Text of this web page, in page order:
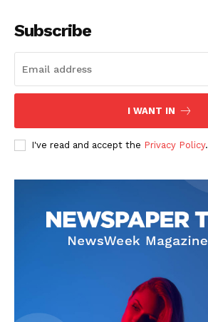
SUBSCRIBE NOW
Company
마이페이지
Subscribe
I WANT IN
I've read and accept the Privacy Policy.